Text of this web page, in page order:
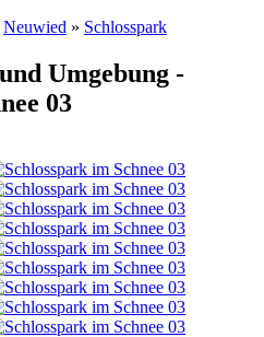
Neuwied » Schlosspark
Umgebung -
03